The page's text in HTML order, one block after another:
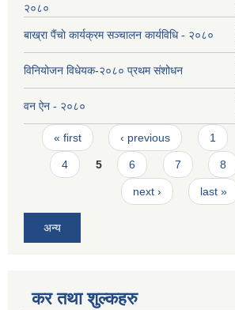
२०८०
बाख्रा पैंचाे कार्यक्रम स‌‌ञ्चालन कार्यविधि - २०८०
विनियोजन विधेयक-२०८० प्रथम संशोधन
वन ऐन - २०८०
Pages
« first ‹ previous 1
4 5 6 7 8
next › last »
अन्य
कर तथा शुल्कहरु